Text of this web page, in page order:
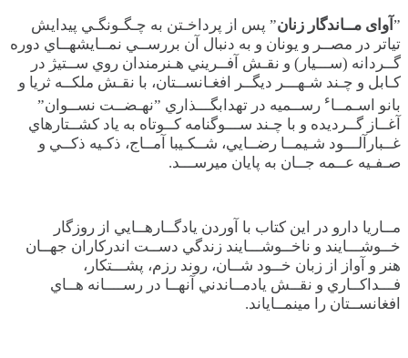
” آوای مــاندگار زنان” پس از پرداخـتن به چـگـونگـي پيدايش
تياتر در مصــر و يونان و به دنبال آن بررســي نمــايشهــاي دوره
گــردانه (ســـيار) و نقـش آفــريني هـنرمندان روي ســتيژ در
کـابل و چـند شـهـــر ديگــر افغـانســتان، با نقـش ملکــه ثريا و
بانو اسـمــاء رســميه در تهدابگـــذاري ”نهـضــت نســوان”
آغــاز گــرديده و با چـند ســـوگنامه کــوتاه به ياد کشــتارهاي
غــبارآلـــود شـيمــا رضــايي، شــکـيبا آمــاج، ذکـيه ذکــي و
صـفـيه عــمه جــان به پايان ميرســـد.
مــاريا دارو در اين کتاب با آوردن يادگــارهــايي از روزگار
خــوشـــايند و ناخــوشـــايند زندگي دســت اندرکاران جهــان
هنر و آواز از زبان خــود شــان، روند رزم، پشـــتکار،
فـــداکــاري و نقــش يادمــاندني آنهــا در رســــانه هــاي
افغانســتان را مينمــاياند.